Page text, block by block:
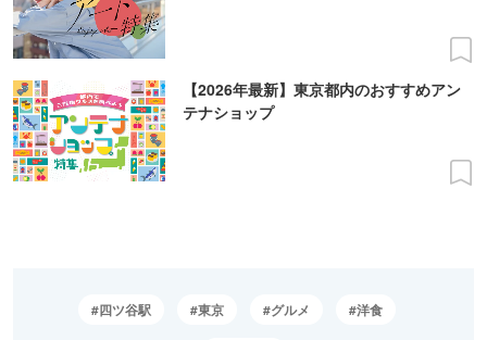
【2026年最新】東京都内のおすすめアン
テナショップ
四ツ谷駅 東京 グルメ 洋食